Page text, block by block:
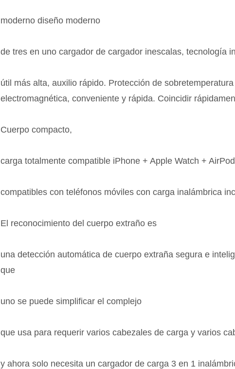
moderno diseño moderno
de tres en uno cargador de cargador inescalas, tecnología
útil más alta, auxilio rápido. Protección de
electromagnética, conveniente y rápida. Coincidir
Cuerpo compacto,
carga totalmente compatible iPhone + Apple Watch +
compatibles con teléfonos móviles con carga inalámbrica
El reconocimiento del cuerpo extraño es
una detección automática de cuerpo extraña segura e
que
uno se puede simplificar el complejo
que usa para requerir varios cabezales de carga y varios
y ahora solo necesita un cargador de carga 3 en 1